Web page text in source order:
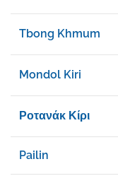
Tbong Khmum
Mondol Kiri
Ροτανάκ Κίρι
Pailin